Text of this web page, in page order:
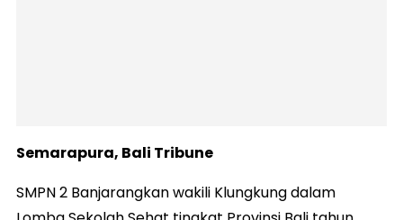
Semarapura, Bali Tribune
SMPN 2 Banjarangkan wakili Klungkung dalam